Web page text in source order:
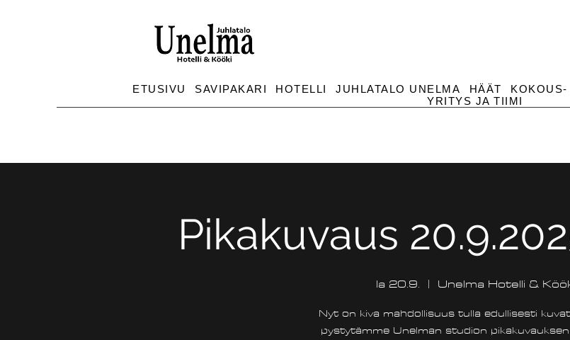
ETUSIVU SAVIPAKARI HOTELLI JUHLATALO UNELMA HÄÄT
YRITYS JA TIIMI
Pikakuvaus
la 20.9.
  |
Unelma Hotelli &
Nyt on kiva mahdollisuus tulla edullisesti
pystytämme Unelman studion